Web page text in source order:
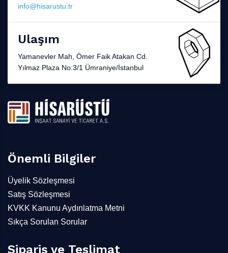
info@hisarustu.tr
Ulaşım
Yamanevler Mah, Ömer Faik Atakan Cd.
Yılmaz Plaza No:3/1 Ümraniye/İstanbul
Önemli Bilgiler
Üyelik Sözleşmesi
Satış Sözleşmesi
KVKK Kanunu Aydınlatma Metni
Sıkça Sorulan Sorular
Sipariş ve Teslimat